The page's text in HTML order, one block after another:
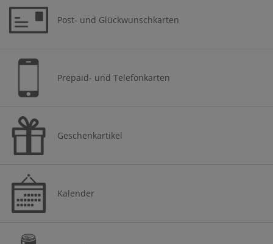
Post- und Glückwunschkarten
Prepaid- und Telefonkarten
Geschenkartikel
Kalender